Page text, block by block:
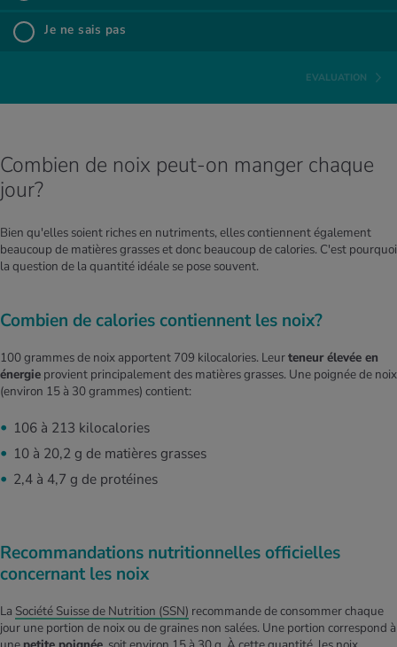
Je ne sais pas
EVALUATION
%
Combien de noix peut-on manger chaque
jour?
Bien qu'elles soient riches en nutriments, elles contiennent également
beaucoup de matières grasses et donc beaucoup de calories. C'est pourquoi
la question de la quantité idéale se pose souvent.
Combien​ ​de calories contiennent les noix?
100 grammes de noix apportent 709 kilocalories. Leurteneur élevée en
énergie provient principalement des matières grasses. Une poignée de noix
(environ 15 à 30 grammes) contient:
106 à 213 kilocalories
10 à 20,2 g de matières grasses
2,4 à 4,7 g de protéines
Recommandations nutritionnelles officielles
concernant les noix
La Société Suisse de Nutrition (SSN) recommande de consommer chaque
jour une portion de noix ou de graines non salées. Une portion correspond à